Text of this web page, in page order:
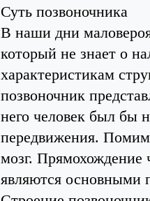
Суть позвоночника
В наши дни
который не знает о
характеристикам
позвоночник
него человек был бы
передвижения.
мозг. Прямохождение
являются основными